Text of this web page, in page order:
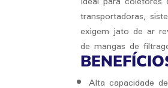
transportadoras,
exigem jato de ar
de mangas de
Alta capacidade